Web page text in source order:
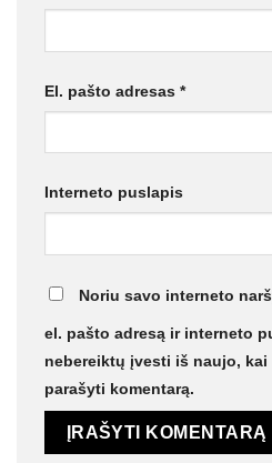
El. pašto adresas *
Interneto puslapis
Noriu savo interneto
el. pašto adresą ir interneto
nebereiktų įvesti iš naujo,
parašyti komentarą.